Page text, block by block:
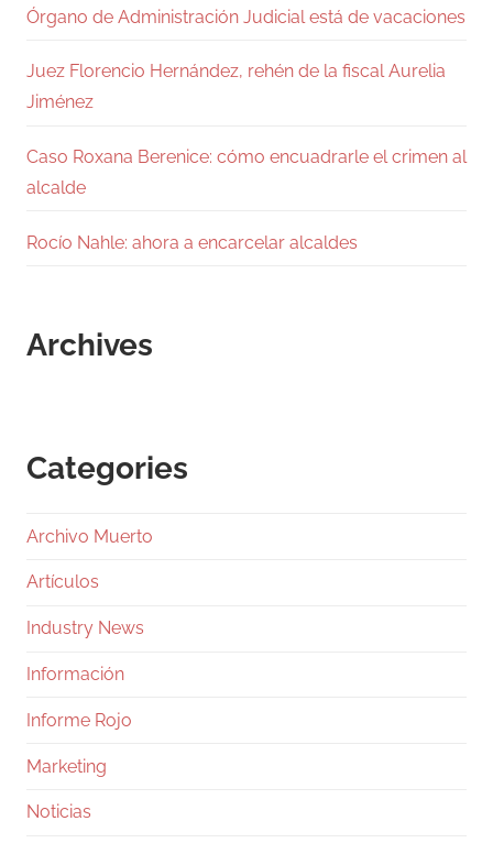
Órgano de Administración Judicial está de vacaciones
Juez Florencio Hernández, rehén de la fiscal Aurelia
Jiménez
Caso Roxana Berenice: cómo encuadrarle el crimen al
alcalde
Rocío Nahle: ahora a encarcelar alcaldes
Archives
Categories
Archivo Muerto
Artículos
Industry News
Información
Informe Rojo
Marketing
Noticias